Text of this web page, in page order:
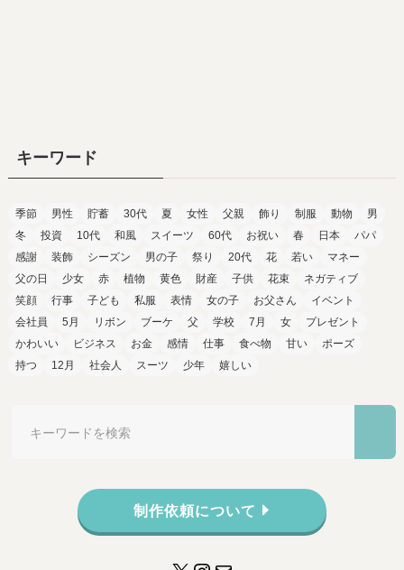
キーワード
季節 男性 貯蓄 30代 夏 女性 父親 飾り 制服 動物
男
冬
投資 10代 和風 スイーツ 60代 お祝い 春 日本
パパ
感謝
装飾 シーズン 男の子 祭り 20代 花 若い
マネー
父の日
少女 赤 植物 黄色 財産 子供 花束
ネガティブ
笑顔
行事 子ども 私服 表情 女の子 お父さん
イベント
会社員
5月 リボン ブーケ 父 学校 7月 女
プレゼント
かわいい
ビジネス お金 感情 仕事 食べ物 甘い
ポーズ
持つ
12月 社会人 スーツ 少年 嬉しい
制作依頼について